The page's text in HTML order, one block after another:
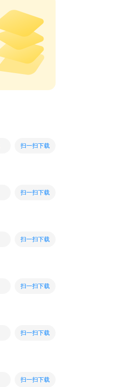
扫一扫下载
扫一扫下载
扫一扫下载
扫一扫下载
扫一扫下载
扫一扫下载